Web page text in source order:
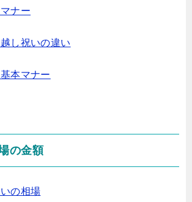
ナー
し祝いの違い
本マナー
の金額
の相場